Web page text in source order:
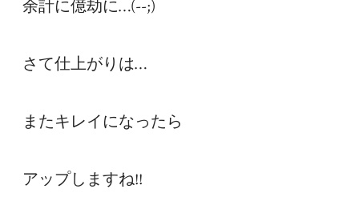
余計に億劫に…(--;)
さて仕上がりは…
またキレイになったら
アップしますね!!